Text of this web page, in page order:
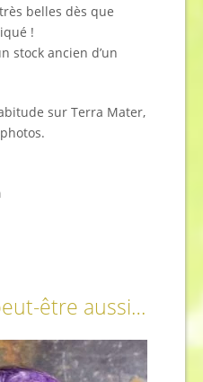
belles dès que
!
stock ancien d’un
sur Terra Mater,
être aussi…